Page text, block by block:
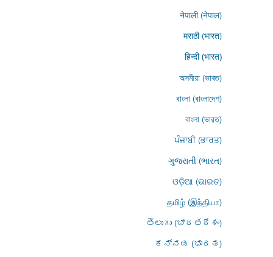
नेपाली (नेपाल)
मराठी (भारत)
हिन्दी (भारत)
অসমীয়া (ভাৰত)
বাংলা (বাংলাদেশ)
বাংলা (ভারত)
ਪੰਜਾਬੀ (ਭਾਰਤ)
ગુજરાતી (ભારત)
ଓଡ଼ିଆ (ଭାରତ)
தமிழ் (இந்தியா)
తెలుగు (భారతదేశం)
ಕನ್ನಡ (ಭಾರತ)